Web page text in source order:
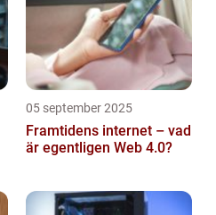
05 september 2025
Framtidens internet – vad
är egentligen Web 4.0?